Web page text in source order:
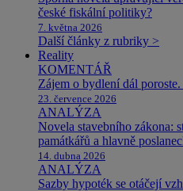
české fiskální politiky?
7. května 2026
Další články z rubriky >
Reality
KOMENTÁŘ
Zájem o bydlení dál
23. července 2026
ANALÝZA
Novela stavebního zákona:
památkářů a hlavně
14. dubna 2026
ANALÝZA
Sazby hypoték se otáčejí